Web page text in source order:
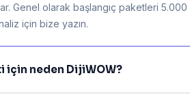
Genel olarak başlangıç paketleri
için bize yazın.
için neden DijiWOW?